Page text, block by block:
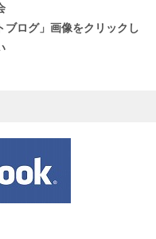
ブログ」画像をクリックし